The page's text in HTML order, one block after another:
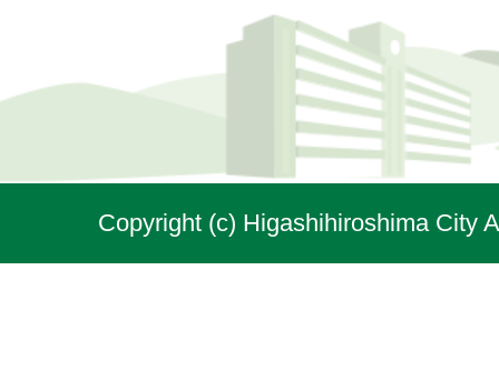
Copyright (c) Higashihiroshima City